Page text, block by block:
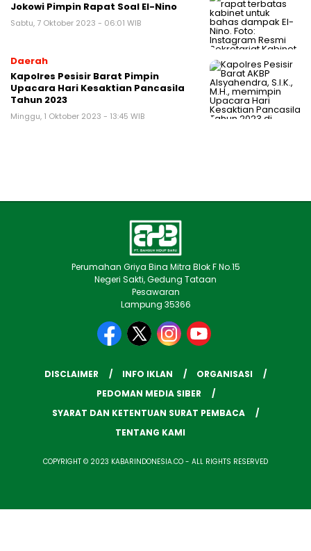
Jokowi Pimpin Rapat Soal El-Nino
Sabtu, 7 Oktober 2023 - 06:01 WIB
Daerah
Kapolres Pesisir Barat Pimpin
Upacara Hari Kesaktian Pancasila
Tahun 2023
Minggu, 1 Oktober 2023 - 13:45 WIB
Perumahan Griya Bina Mitra Blok F No.15
Negeri Sakti, Gedung Tataan
Pesawaran
Lampung 35366
DISCLAIMER INFO IKLAN
ORGANISASI
PEDOMAN MEDIA SIBER
SYARAT DAN KETENTUAN SURAT PEMBACA
TENTANG KAMI
COPYRIGHT © 2023 KABARINDONESIA.CO - ALL RIGHTS RESERVED